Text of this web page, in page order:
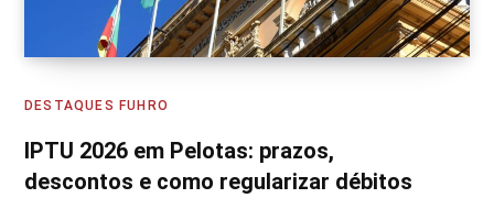
DESTAQUES FUHRO
IPTU 2026 em Pelotas: prazos,
descontos e como regularizar débitos